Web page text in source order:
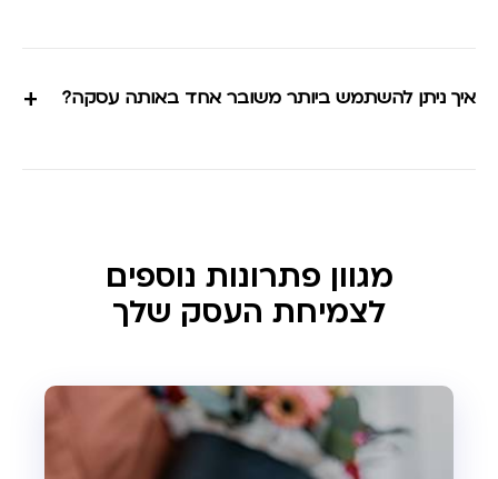
איך ניתן להשתמש ביותר משובר אחד באותה עסקה? +
מגוון פתרונות נוספים
לצמיחת העסק שלך